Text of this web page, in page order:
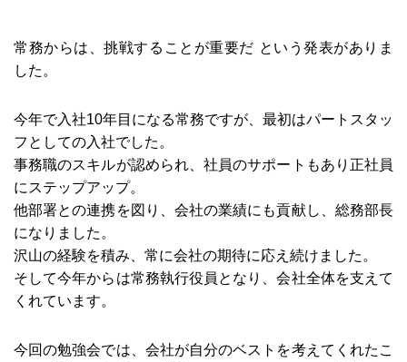
常務からは、挑戦することが重要だ という発表がありま
した。
今年で入社10年目になる常務ですが、最初はパートスタッ
フとしての入社でした。
事務職のスキルが認められ、社員のサポートもあり正社員
にステップアップ。
他部署との連携を図り、会社の業績にも貢献し、総務部長
になりました。
沢山の経験を積み、常に会社の期待に応え続けました。
そして今年からは常務執行役員となり、会社全体を支えて
くれています。
今回の勉強会では、会社が自分のベストを考えてくれたこ